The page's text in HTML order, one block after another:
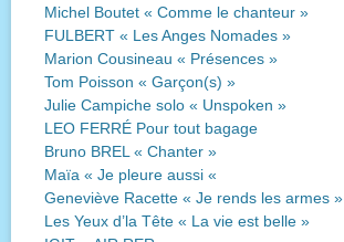
Michel Boutet « Comme le chanteur »
FULBERT « Les Anges Nomades »
Marion Cousineau « Présences »
Tom Poisson « Garçon(s) »
Julie Campiche solo « Unspoken »
LEO FERRÉ Pour tout bagage
Bruno BREL « Chanter »
Maïa « Je pleure aussi «
Geneviève Racette « Je rends les armes »
Les Yeux d’la Tête « La vie est belle »